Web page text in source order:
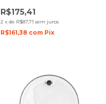
DUPLO
R$175,41
2 x de R$87,71 sem juros
R$161,38 com Pix